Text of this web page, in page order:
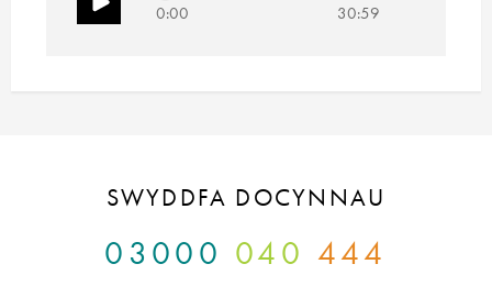
0:00 30:59
SWYDDFA DOCYNNAU
03000 040 444